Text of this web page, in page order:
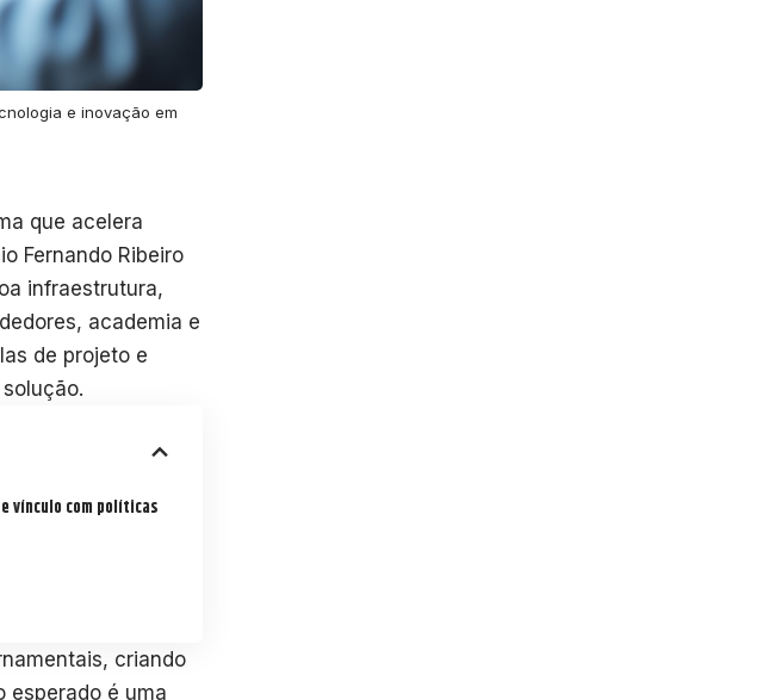
e inovação em
que acelera
Fernando Ribeiro
infraestrutura,
academia e
de projeto e
vínculo com políticas
criando
esperado é uma